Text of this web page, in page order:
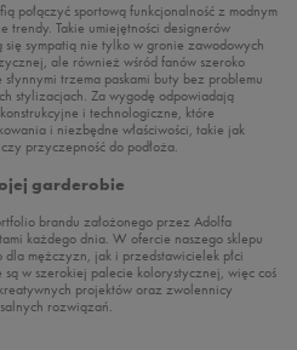
połączyć sportową funkcjonalność z modnym
trendy. Takie umiejętności designerów
się sympatią nie tylko w gronie zawodowych
ale również wśród fanów szeroko
trzema paskami buty bez problemu
stylizacjach. Za wygodę odpowiadają
i technologiczne, które
i niezbędne właściwości, takie jak
przyczepność do podłoża.
garderobie
brandu założonego przez Adolfa
każdego dnia. W ofercie naszego sklepu
dla mężczyzn, jak i przedstawicielek płci
są w szerokiej palecie kolorystycznej, więc coś
projektów oraz zwolennicy
rozwiązań.